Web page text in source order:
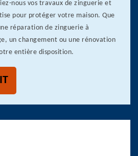
nous vos travaux de zinguerie et
pour protéger votre maison. Que
réparation de zinguerie à
un changement ou une rénovation
entière disposition.